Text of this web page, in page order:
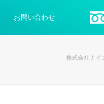
お問い合わせ
株式会社ナイ